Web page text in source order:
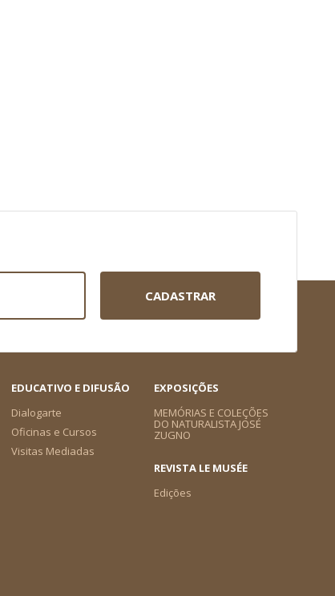
CADASTRAR
EDUCATIVO E DIFUSÃO
Dialogarte
Oficinas e Cursos
Visitas Mediadas
EXPOSIÇÕES
MEMÓRIAS E COLEÇÕES
DO NATURALISTA JOSÉ
ZUGNO
REVISTA LE MUSÉE
Edições